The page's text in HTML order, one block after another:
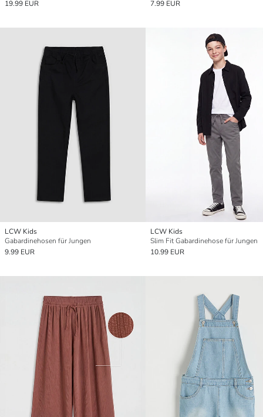
19.99 EUR 7.99 EUR
LCW Kids
Gabardinehosen für Jungen
9.99 EUR
LCW Kids
Slim Fit Gabardinehose für Jungen
10.99 EUR